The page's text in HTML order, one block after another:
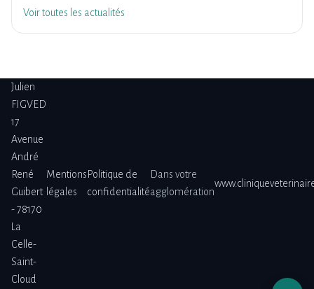
Voir toutes les actualités
Julien
FIGVED
17
Avenue
André
René
Guibert
- 78170
La
Celle-
Saint-
Cloud
Mentions
légales
Politique de
confidentialité
Dans votre
agglomération